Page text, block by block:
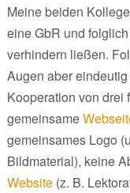
Meine beiden
eine GbR und
verhindern ließen.
Augen aber
Kooperation von drei
gemeinsame
gemeinsames Logo
Bildmaterial), keine
Website(z. B.